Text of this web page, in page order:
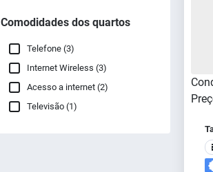
Comodidades dos quartos
Telefone (3)
Internet Wireless (3)
Acesso a internet (2)
Televisão (1)